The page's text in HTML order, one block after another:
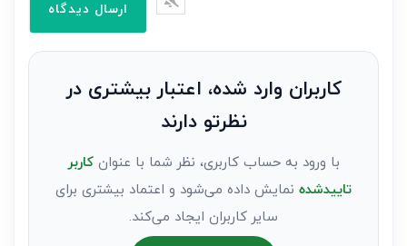
نظر
کاربران وارد شده، اعتبار بیشتری در
نظرتو دارند
با ورود به حساب کاربری، نظر شما با عنوانکاربر
تاییدشده نمایش داده می‌شود و اعتماد بیشتری برای
سایر کاربران ایجاد می‌کند.